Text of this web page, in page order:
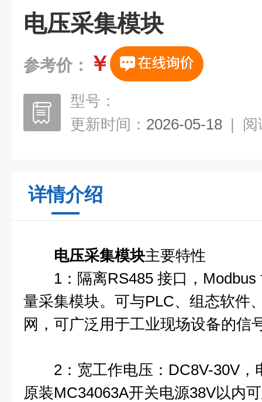
电压采集模块
参考价： ￥
型号：
更新时间： 2026-05-18 | 阅
详情介绍
电压采集模块主要特性
1：隔离RS485 接口，Modbus
量采集模块。可与PLC、组态软件
网，可广泛用于工业现场设备的信
2：宽工作电压：DC8V-30V，
原装MC34063A开关电源38V以内